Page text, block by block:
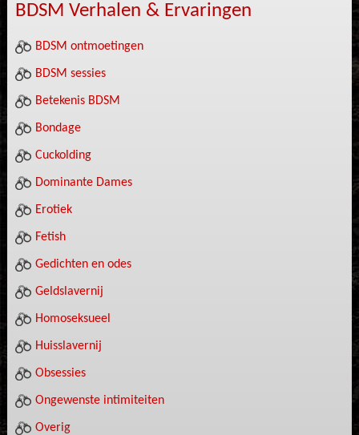
BDSM Verhalen & Ervaringen
BDSM ontmoetingen
BDSM sessies
Betekenis BDSM
Bondage
Cuckolding
Dominante Dames
Erotiek
Fetish
Gedichten en odes
Geldslavernij
Homoseksueel
Huisslavernij
Obsessies
Ongewenste intimiteiten
Overig